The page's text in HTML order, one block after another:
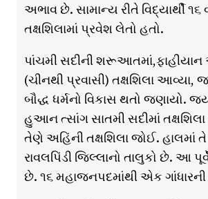
અભાવ છે. સામાન્ય રીતે વિદ્યાર્થી ૧૬
તક્ષશિલામાં પ્રવેશ લેતો હતો.
પાંચમી સદીની
(ચીનથી પ્રવાસી) તક્ષશિલા
બૌદ્ધ ધર્મનો વિકાસ થતો જણાયો.
હુઆન ત્સાંગ સાતમી સદીમાં તક્ષશિલા
તેણે અહિંની તક્ષશિલા જોઈ. હાલમાં
રાવલપિંડી જિલ્લાનો તાલુકો છે. આ
છે. ૧૬ મહાજનપદમાંથી એક ગાંધારની